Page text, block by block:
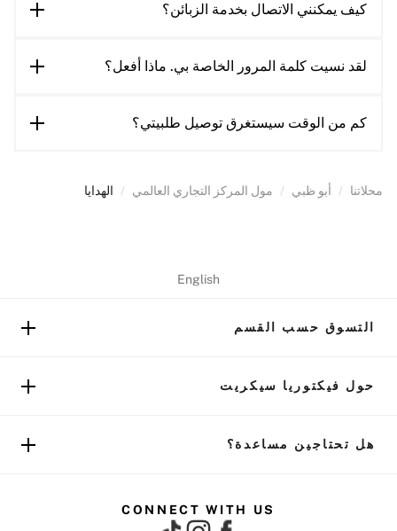
كيف يمكنني الاتصال بخدمة الزبائن؟
لقد نسيت كلمة المرور الخاصة بي. ماذا أفعل؟
كم من الوقت سيستغرق توصيل طلبيتي؟
محلاتنا / أبو ظبي / مول المركز التجاري العالمي / الهدايا
English
التسوق حسب القسم
حول فيكتوريا سيكريت
هل تحتاجين مساعدة؟
CONNECT WITH US